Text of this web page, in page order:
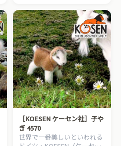
［KOESEN ケーセン社］子や
ぎ 4570
世界で一番美しいといわれる